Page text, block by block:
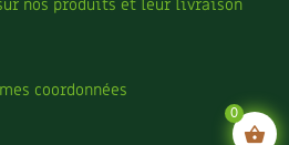
nos produits et leur livraison
coordonnées
0